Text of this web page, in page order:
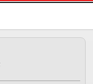
へ